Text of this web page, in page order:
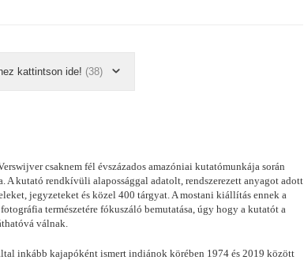
kattintson ide! (38)
csaknem fél évszázados amazóniai kutatómunkája során
kutató rendkívüli alapossággal adatolt, rendszerezett anyagot adott
jegyzeteket és közel 400 tárgyat. A mostani kiállítás ennek a
természetére fókuszáló bemutatása, úgy hogy a kutatót a
válnak.
inkább kajapóként ismert indiánok körében 1974 és 2019 között